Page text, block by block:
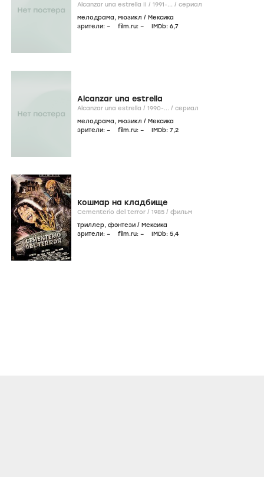
Alcanzar una estrella II / 1991-... / сериал
мелодрама, мюзикл / Мексика
зрители: – film.ru: – IMDb: 6,7
Alcanzar una estrella
Alcanzar una estrella / 1990-... / сериал
мелодрама, мюзикл / Мексика
зрители: – film.ru: – IMDb: 7,2
Кошмар на кладбище
Cementerio del terror / 1985 / фильм
триллер, фэнтези / Мексика
зрители: – film.ru: – IMDb: 5,4